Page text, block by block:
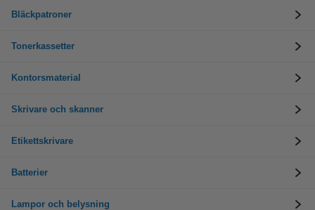
Bläckpatroner
Tonerkassetter
Kontorsmaterial
Skrivare och skanner
Etikettskrivare
Batterier
Lampor och belysning